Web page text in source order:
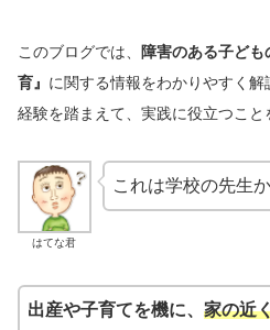
このブログでは、 障害のある子ど
育』 に関する情報をわかりやすく
経験を踏まえて、実践に役立つこと
はてな君
これは学校の先生
出産や子育てを機に、 家の近